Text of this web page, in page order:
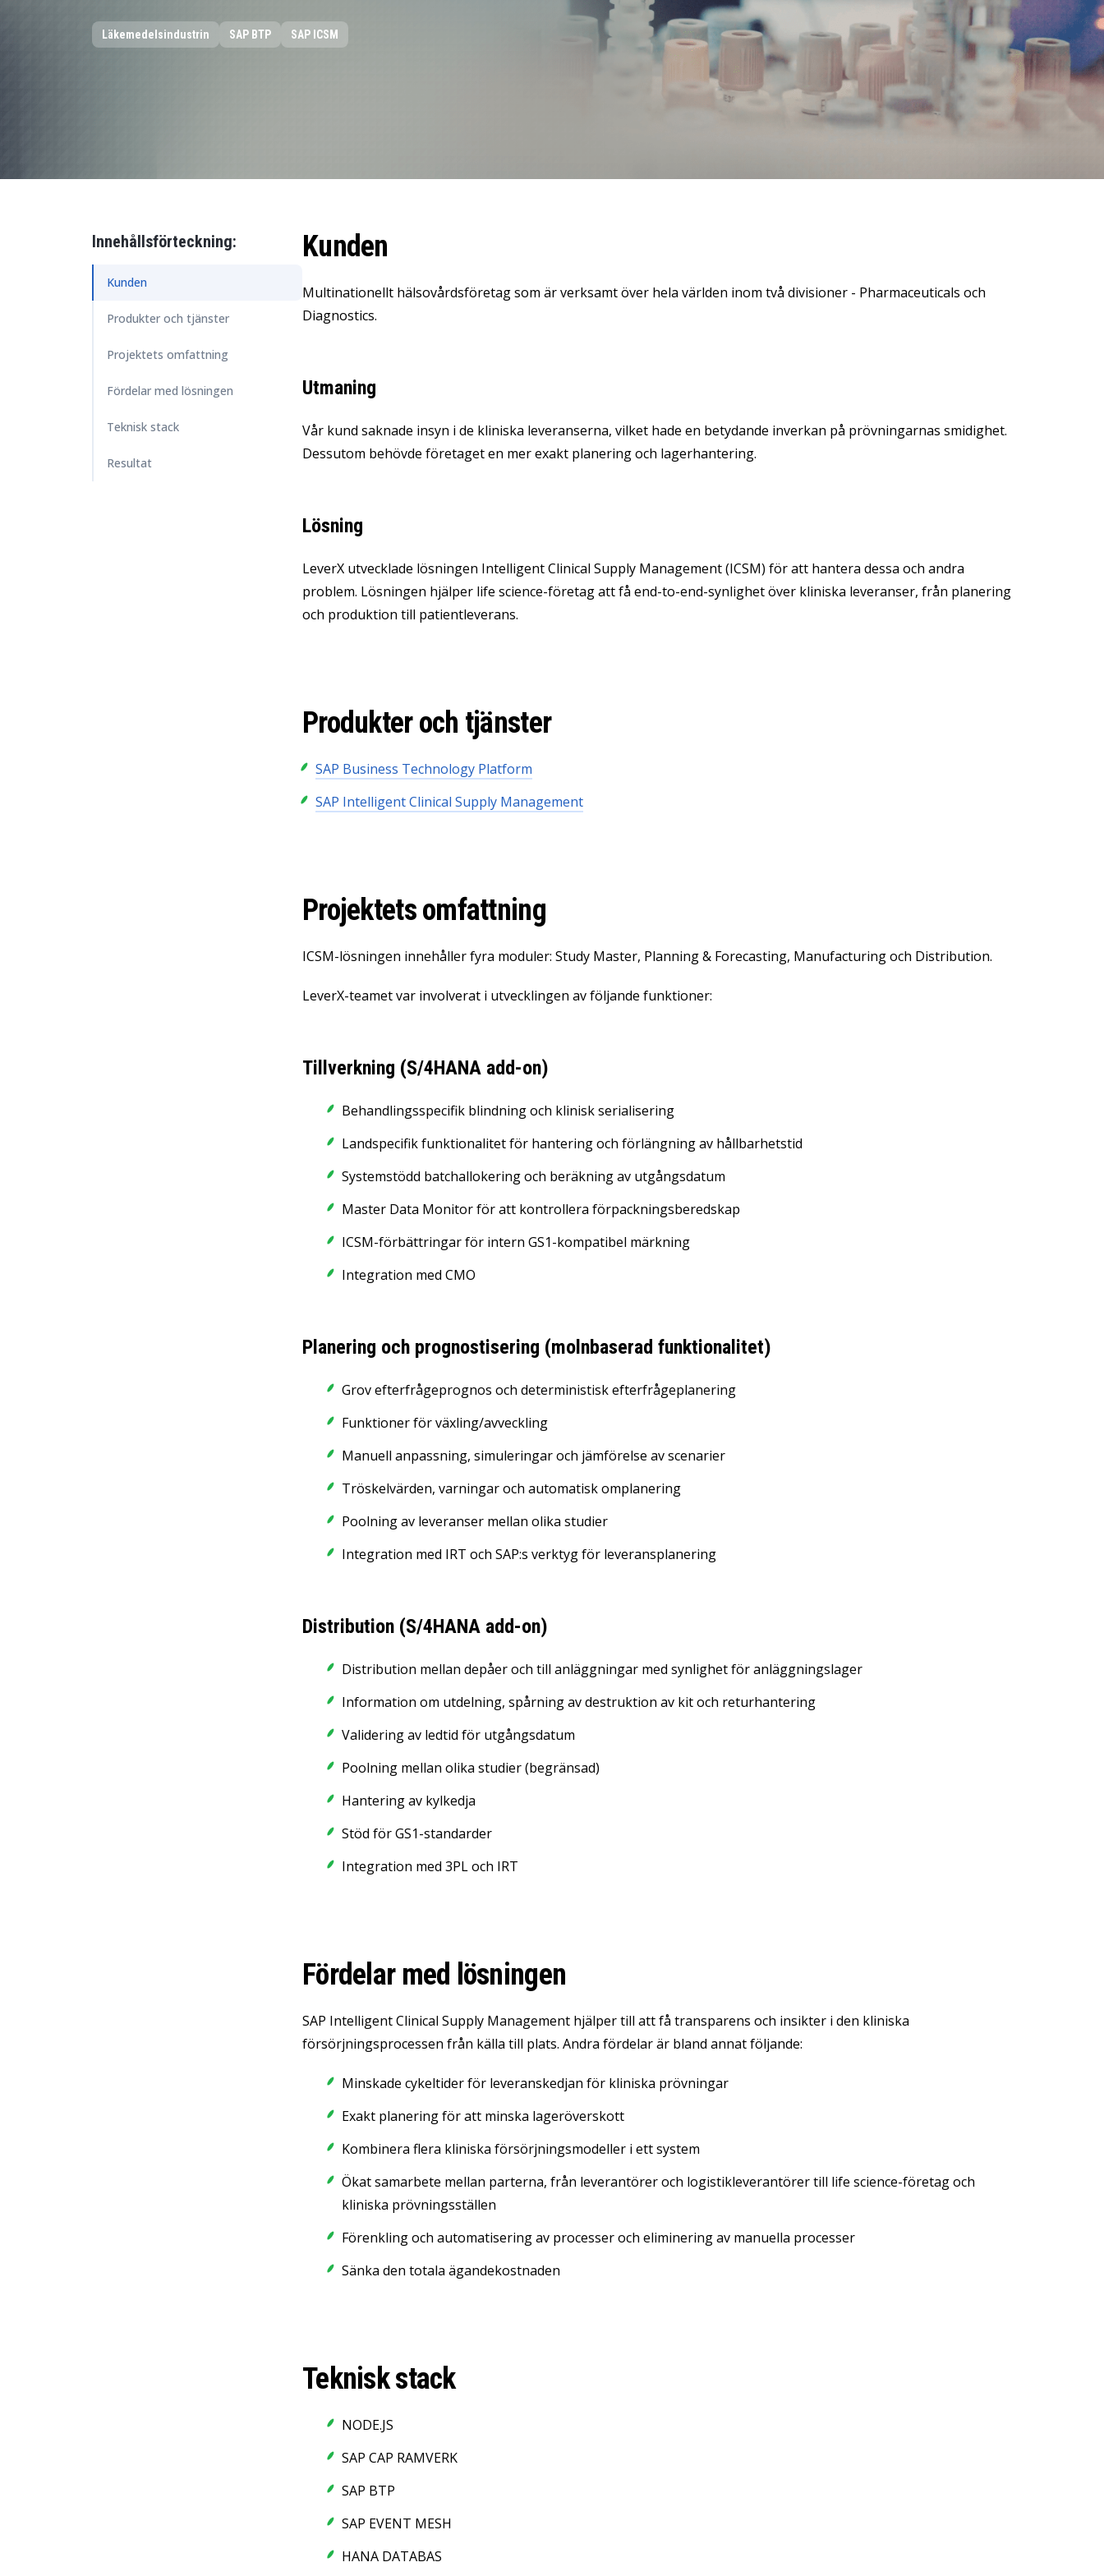
SAP AI Core & AI Launchpad
Data och analys
Läkemedelsindustrin SAP BTP SAP ICSM
Innehållsförteckning:
Kunden
Produkter och tjänster
Projektets omfattning
Fördelar med lösningen
Teknisk stack
Resultat
Kunden
Multinationellt hälsovårdsföretag som är verksamt över hela världen inom två divisioner - Pharmaceuticals och
Diagnostics.
Utmaning
Vår kund saknade insyn i de kliniska leveranserna, vilket hade en betydande inverkan på prövningarnas smidighet.
Dessutom behövde företaget en mer exakt planering och lagerhantering.
Lösning
LeverX utvecklade lösningen Intelligent Clinical Supply Management (ICSM) för att hantera dessa och andra
problem. Lösningen hjälper life science-företag att få end-to-end-synlighet över kliniska leveranser, från planering
och produktion till patientleverans.
Produkter och tjänster
SAP Business Technology Platform
SAP Intelligent Clinical Supply Management
Projektets omfattning
ICSM-lösningen innehåller fyra moduler: Study Master, Planning & Forecasting, Manufacturing och Distribution.
LeverX-teamet var involverat i utvecklingen av följande funktioner:
Tillverkning (S/4HANA add-on)
Behandlingsspecifik blindning och klinisk serialisering
Landspecifik funktionalitet för hantering och förlängning av hållbarhetstid
Systemstödd batchallokering och beräkning av utgångsdatum
Master Data Monitor för att kontrollera förpackningsberedskap
ICSM-förbättringar för intern GS1-kompatibel märkning
Integration med CMO
Planering och prognostisering (molnbaserad funktionalitet)
Grov efterfrågeprognos och deterministisk efterfrågeplanering
Funktioner för växling/avveckling
Manuell anpassning, simuleringar och jämförelse av scenarier
Tröskelvärden, varningar och automatisk omplanering
Poolning av leveranser mellan olika studier
Integration med IRT och SAP:s verktyg för leveransplanering
Distribution (S/4HANA add-on)
Distribution mellan depåer och till anläggningar med synlighet för anläggningslager
Information om utdelning, spårning av destruktion av kit och returhantering
Validering av ledtid för utgångsdatum
Poolning mellan olika studier (begränsad)
Hantering av kylkedja
Stöd för GS1-standarder
Integration med 3PL och IRT
Fördelar med lösningen
SAP Intelligent Clinical Supply Management hjälper till att få transparens och insikter i den kliniska
försörjningsprocessen från källa till plats. Andra fördelar är bland annat följande:
Minskade cykeltider för leveranskedjan för kliniska prövningar
Exakt planering för att minska lageröverskott
Kombinera flera kliniska försörjningsmodeller i ett system
Ökat samarbete mellan parterna, från leverantörer och logistikleverantörer till life science-företag och
kliniska prövningsställen
Förenkling och automatisering av processer och eliminering av manuella processer
Sänka den totala ägandekostnaden
Teknisk stack
NODE.JS
SAP CAP RAMVERK
SAP BTP
SAP EVENT MESH
HANA DATABAS